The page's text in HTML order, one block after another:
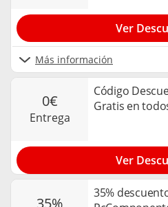
Más información
Ver
0€
entrega
Código
Gratis en
Ver
35%
35%